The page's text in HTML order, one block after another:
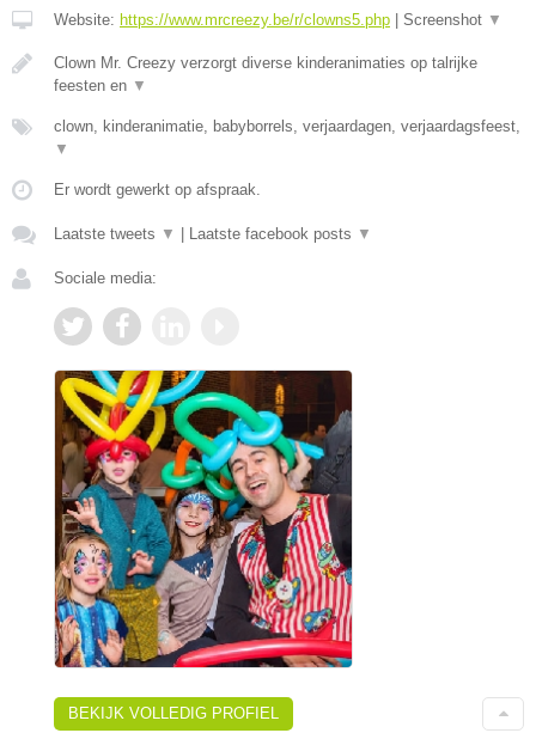
Website: https://www.mrcreezy.be/r/clowns5.php Screenshot ▼
Clown Mr. Creezy verzorgt diverse kinderanimaties op talrijke
feesten en ▼
clown, kinderanimatie, babyborrels, verjaardagen, verjaardagsfeest,
▼
Er wordt gewerkt op afspraak.
Laatste tweets ▼ Laatste facebook posts ▼
Sociale media:
BEKIJK VOLLEDIG PROFIEL